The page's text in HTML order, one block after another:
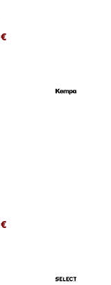
€
€